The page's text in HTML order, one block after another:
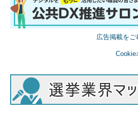
広告掲載をご
Cookie